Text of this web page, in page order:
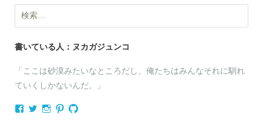
検
索:
書いている人：ヌカガジュンコ
「ここは砂漠みたいなところだし、俺たちはみんなそれに馴れ
ていくしかないんだ。」
nukagajunko
nukaganukaganukaganukaga